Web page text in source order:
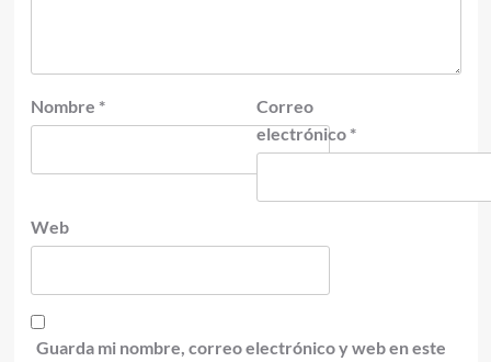
Nombre *
Correo
electrónico *
Web
Guarda mi nombre, correo electrónico y web en este